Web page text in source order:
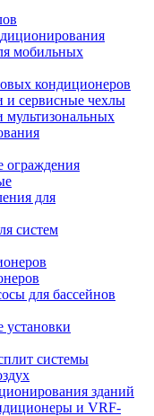
мобильных
кондиционеров
и сервисные чехлы
мультизональных
ограждения
для
систем
для бассейнов
системы
зданий
и VRF-